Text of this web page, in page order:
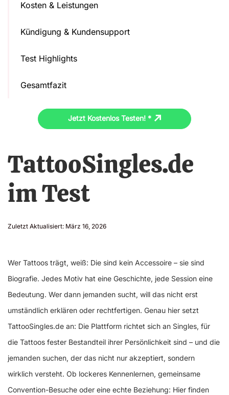
Kosten & Leistungen
Kündigung & Kundensupport
Test Highlights
Gesamtfazit
Jetzt Kostenlos Testen! *
TattooSingles.de
im Test
Zuletzt Aktualisiert: März 16, 2026
Wer Tattoos trägt, weiß: Die sind kein Accessoire – sie sind
Biografie. Jedes Motiv hat eine Geschichte, jede Session eine
Bedeutung. Wer dann jemanden sucht, will das nicht erst
umständlich erklären oder rechtfertigen. Genau hier setzt
TattooSingles.de an: Die Plattform richtet sich an Singles, für
die Tattoos fester Bestandteil ihrer Persönlichkeit sind – und die
jemanden suchen, der das nicht nur akzeptiert, sondern
wirklich versteht. Ob lockeres Kennenlernen, gemeinsame
Convention-Besuche oder eine echte Beziehung: Hier finden